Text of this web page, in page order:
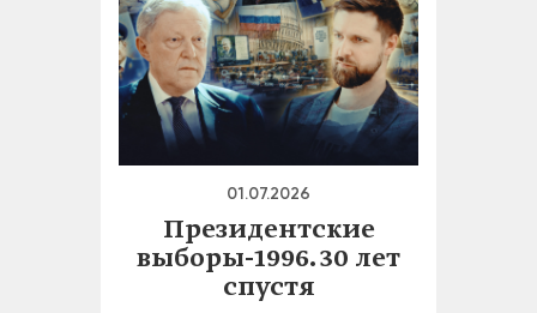
01.07.2026
Президентские
выборы-1996. 30 лет
спустя